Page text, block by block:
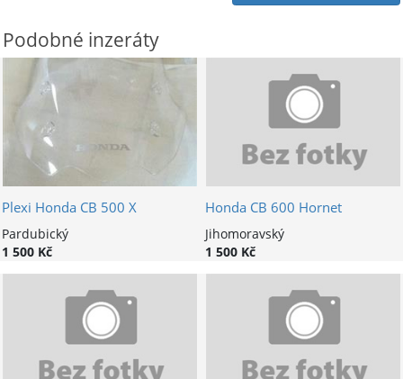
Podobné inzeráty
Plexi Honda CB 500 X
Pardubický
1 500 Kč
Honda CB 600 Hornet
Jihomoravský
1 500 Kč